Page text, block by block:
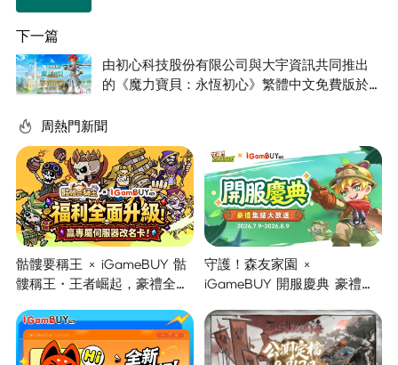
下一篇
由初心科技股份有限公司與大宇資訊共同推出
的《魔力寶貝：永恆初心》繁體中文免費版於
周熱門新聞
骷髏要稱王 × iGameBUY 骷
髏稱王・王者崛起，豪禮全面
守護！森友家園 ×
iGameBUY 開服慶典 豪禮集